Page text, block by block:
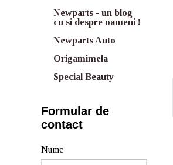
Newparts - un blog
cu si despre oameni !
Newparts Auto
Origamimela
Special Beauty
Formular de
contact
Nume